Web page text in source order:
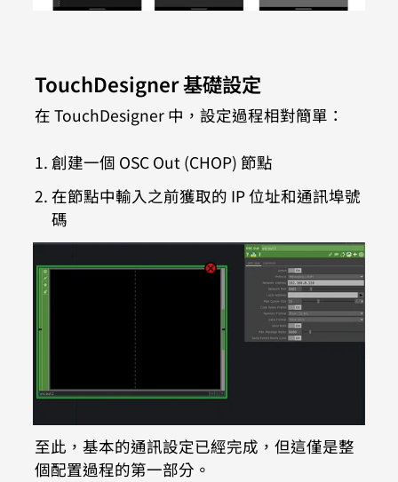
TouchDesigner 基礎設定
在 TouchDesigner 中，設定過程相對簡單：
創建一個 OSC Out (CHOP) 節點
在節點中輸入之前獲取的 IP 位址和通訊埠號
碼
至此，基本的通訊設定已經完成，但這僅是整
個配置過程的第一部分。